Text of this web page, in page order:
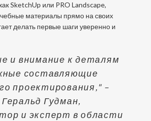
SketchUp или PRO Landscape,
материалы прямо на своих
делать первые шаги уверенно и
и внимание к деталям
составляющие
проектирования," –
Гудман,
и эксперт в области